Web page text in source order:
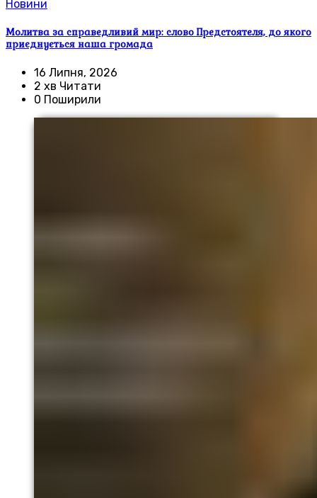
Новини
Молитва за справедливий мир: слово Предстоятеля, до якого
приєднується наша громада
16 Липня, 2026
2 хв Читати
0 Поширили